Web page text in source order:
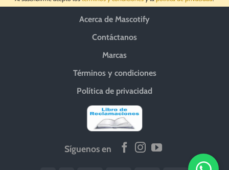
Acerca de Mascotify
Contáctanos
Marcas
Términos y condiciones
Política de privacidad
Síguenos en